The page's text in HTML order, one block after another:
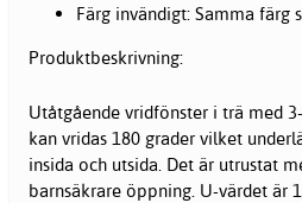
Färg invändigt: Samma färg
Produktbeskrivning:
Utåtgående vridfönster i trä med
kan vridas 180 grader vilket
insida och utsida. Det är utrustat
barnsäkrare öppning. U-värdet är